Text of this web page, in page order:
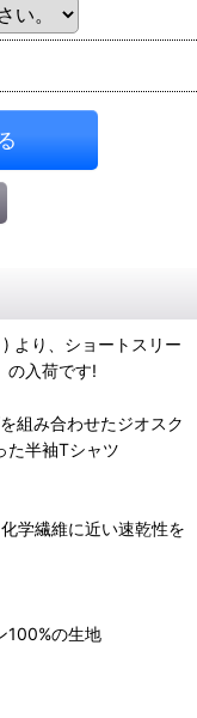
より、ショートスリー
の入荷です!
組み合わせたジオスク
た半袖Tシャツ
学繊維に近い速乾性を
100%の生地